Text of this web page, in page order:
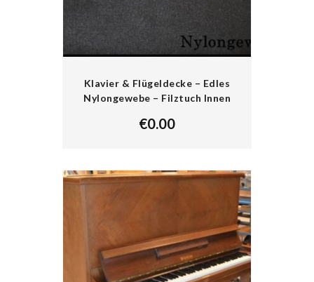
Klavier & Flügeldecke – Edles
Nylongewebe – Filztuch Innen
€0.00